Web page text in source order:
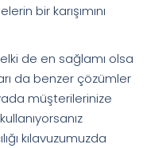
bir karışımını
de en sağlamı olsa
da benzer çözümler
müşterilerinize
kılavuzumuzda